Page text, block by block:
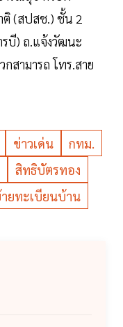
(สปสช.) ชั้น 2
รบี) ถ.แจ้งวัฒนะ
สามารถ โทร.สาย
ข่าวเด่น
กทม.
สิทธิบัตรทอง
ยทะเบียนบ้าน